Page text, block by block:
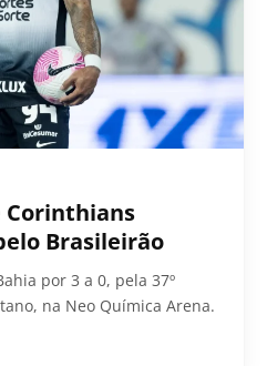
Corinthians
Brasileirão
por 3 a 0, pela 37º
na Neo Química Arena.